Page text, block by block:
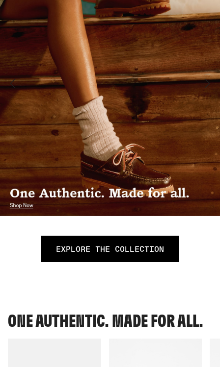
EXPLORE THE COLLECTION
ONE AUTHENTIC. MADE FOR ALL.